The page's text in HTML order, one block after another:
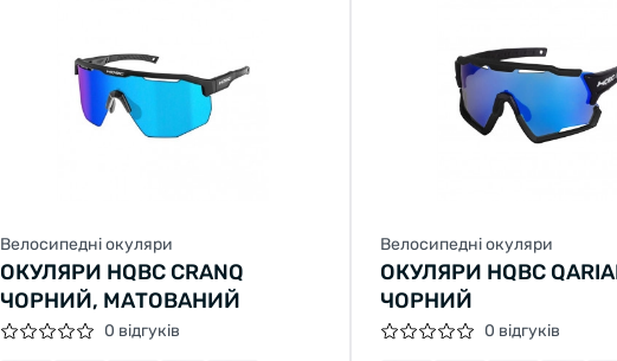
Велосипедні окуляри
ОКУЛЯРИ HQBC CRANQ
ЧОРНИЙ, МАТОВАНИЙ
0 відгуків
Велосипедні окуляри
ОКУЛЯРИ HQBC
ЧОРНИЙ
0 відгуків